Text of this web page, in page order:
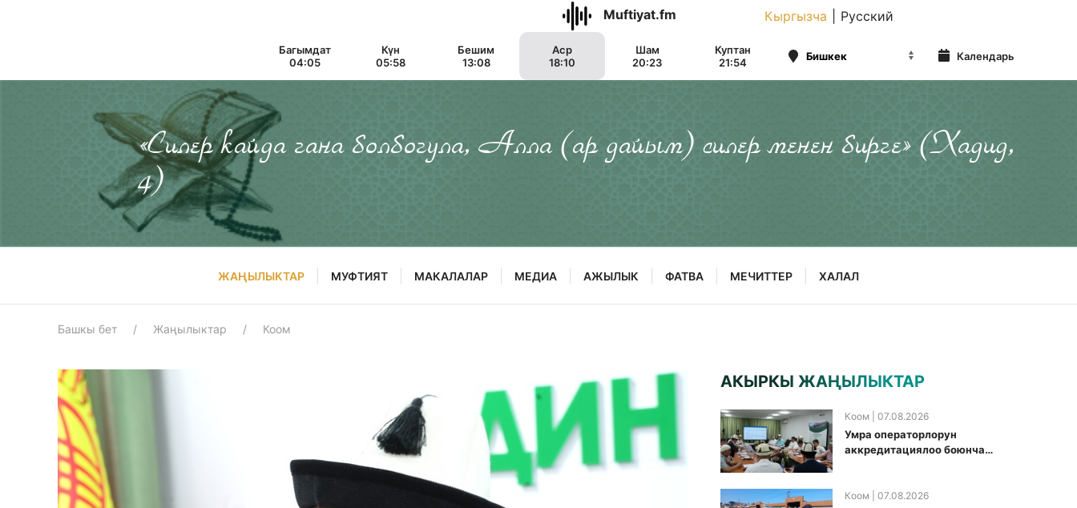
Muftiyat.fm Кыргызча Русский
Багымдат
04:05
Күн
05:58
Бешим
13:08
Аср
18:10
Шам
20:23
Куптан
21:54
Календарь
«Силер кайда гана болбогула, Алла (ар дайым) силер менен бирге» (Хадид,
4)
ЖАҢЫЛЫКТАР МУФТИЯТ МАКАЛАЛАР МЕДИА АЖЫЛЫК ФАТВА МЕЧИТТЕР ХАЛАЛ
Башкы бет Жаңылыктар Коом
АКЫРКЫ ЖАҢЫЛЫКТАР
Коом | 07.08.2026
Умра операторлорун
аккредитациялоо боюнча
Коом | 07.08.2026